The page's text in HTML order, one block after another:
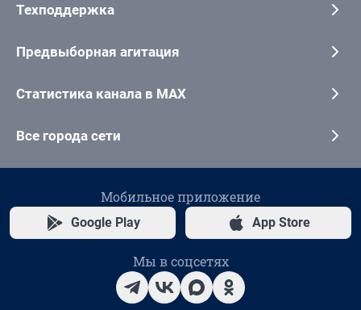
Техподдержка
Предвыборная агитация
Статистика канала в MAX
Все города сети
Мобильное приложение
Google Play App Store
Мы в соцсетях